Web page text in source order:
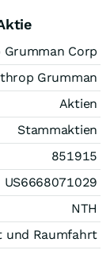
Corp
Grumman
Aktien
Stammaktien
851915
US6668071029
NTH
und Raumfahrt